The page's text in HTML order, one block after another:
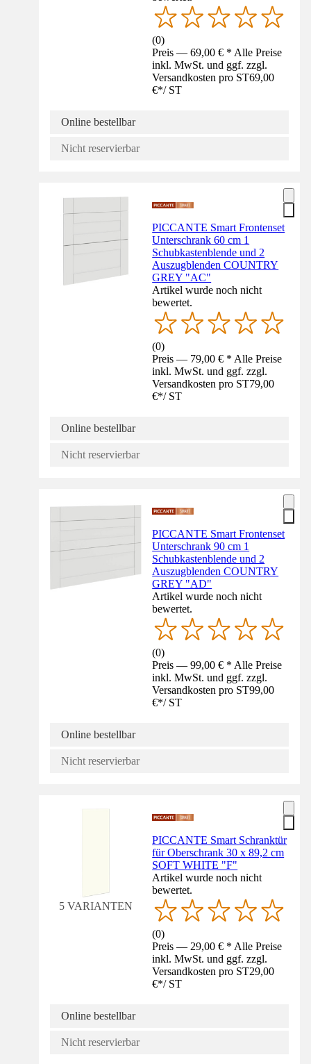
(0)
Preis — 69,00 € * Alle Preise
inkl. MwSt. und ggf. zzgl.
Versandkosten pro ST69,00
€*/ ST
Online bestellbar
Nicht reservierbar
PICCANTE Smart Frontenset
Unterschrank 60 cm 1
Schubkastenblende und 2
Auszugblenden COUNTRY
GREY "AC"
Artikel wurde noch nicht
bewertet.
(0)
Preis — 79,00 € * Alle Preise
inkl. MwSt. und ggf. zzgl.
Versandkosten pro ST79,00
€*/ ST
Online bestellbar
Nicht reservierbar
PICCANTE Smart Frontenset
Unterschrank 90 cm 1
Schubkastenblende und 2
Auszugblenden COUNTRY
GREY "AD"
Artikel wurde noch nicht
bewertet.
(0)
Preis — 99,00 € * Alle Preise
inkl. MwSt. und ggf. zzgl.
Versandkosten pro ST99,00
€*/ ST
Online bestellbar
Nicht reservierbar
5 VARIANTEN
PICCANTE Smart Schranktür
für Oberschrank 30 x 89,2 cm
SOFT WHITE "F"
Artikel wurde noch nicht
bewertet.
(0)
Preis — 29,00 € * Alle Preise
inkl. MwSt. und ggf. zzgl.
Versandkosten pro ST29,00
€*/ ST
Online bestellbar
Nicht reservierbar